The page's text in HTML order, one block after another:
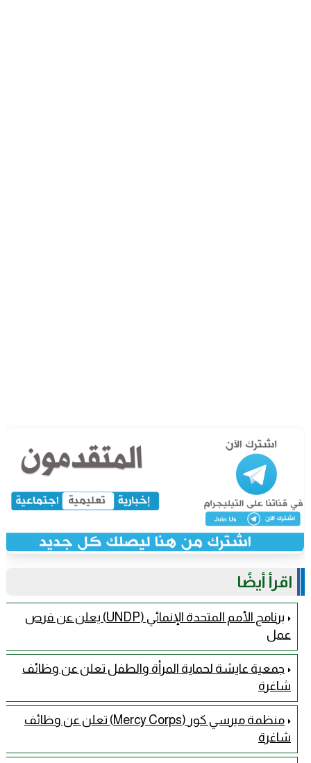
اقرأ أيضًا
برنامج الأمم المتحدة الإنمائي (UNDP) يعلن عن فرص
عمل
جمعية عايشة لحماية المرأة والطفل تعلن عن وظائف
شاغرة
منظمة ميرسي كور (Mercy Corps) تعلن عن وظائف
شاغرة